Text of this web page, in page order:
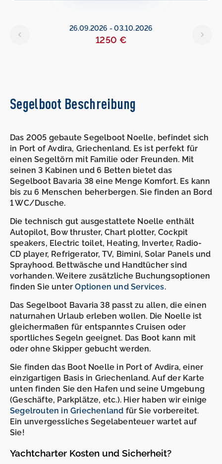
26.09.2026 -03.10.2026
1250 €
Segelboot Beschreibung
Das 2005 gebaute Segelboot Noelle, befindet sich
in Port of Avdira, Griechenland. Es ist perfekt für
einen Segeltörn mit Familie oder Freunden. Mit
seinen 3 Kabinen und 6 Betten bietet das
Segelboot Bavaria 38 eine Menge Komfort. Es kann
bis zu 6 Menschen beherbergen. Sie finden an Bord
1 WC/Dusche.
Die technisch gut ausgestattete Noelle enthält
Autopilot, Bow thruster, Chart plotter, Cockpit
speakers, Electric toilet, Heating, Inverter, Radio-
CD player, Refrigerator, TV, Bimini, Solar Panels und
Sprayhood. Bettwäsche und Handtücher sind
vorhanden. Weitere zusätzliche Buchungsoptionen
finden Sie unterOptionen und Services.
Das Segelboot Bavaria 38 passt zu allen, die einen
naturnahen Urlaub erleben wollen. Die Noelle ist
gleichermaßen für entspanntes Cruisen oder
sportliches Segeln geeignet. Das Boot kann mit
oder ohne Skipper gebucht werden.
Sie finden das Boot Noelle in Port of Avdira, einer
einzigartigen Basis in Griechenland. Auf der Karte
unten finden Sie den Hafen und seine Umgebung
(Geschäfte, Parkplätze, etc.). Hier haben wir einige
Segelrouten in Griechenland für Sie vorbereitet.
Ein unvergessliches Segelabenteuer wartet auf
Sie!
Yachtcharter Kosten und Sicherheit?